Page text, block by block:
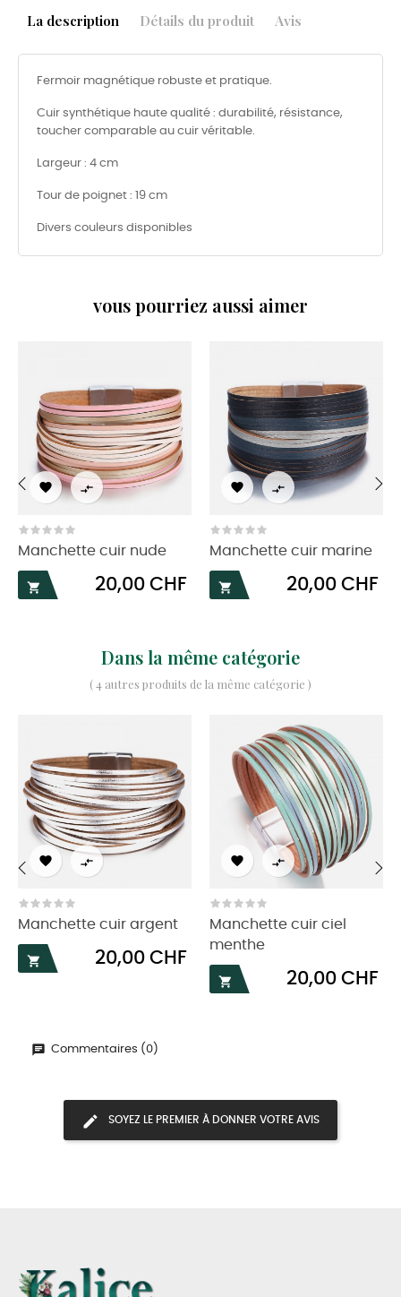
La description Détails du produit Avis
Fermoir magnétique robuste et pratique.
Cuir synthétique haute qualité : durabilité, résistance,
toucher comparable au cuir véritable.
Largeur : 4 cm
Tour de poignet : 19 cm
Divers couleurs disponibles
vous pourriez aussi aimer
 
Manchette cuir nude

Prix
20,00 CHF
 
Manchette cuir marine

Prix
20,00 CHF
Dans la même catégorie
( 4 autres produits de la même catégorie )
 
Manchette cuir argent

Prix
20,00 CHF
 
Manchette cuir ciel
menthe

Prix
20,00 CHF
‹
Commentaires (0)
SOYEZ LE PREMIER À DONNER VOTRE AVIS